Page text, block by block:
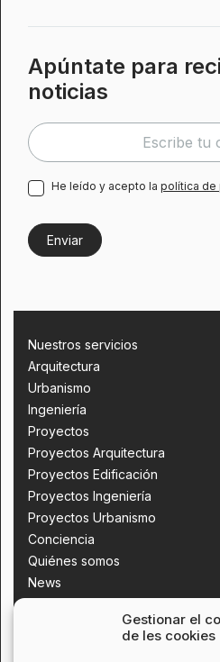
Gestionar el
de les cookies
Apúntate para
noticias
He leído y acepto la política de
Nuestros servicios
Arquitectura
Urbanismo
Ingeniería
Proyectos
Proyectos Arquitectura
Proyectos Edificación
Proyectos Ingeniería
Proyectos Urbanismo
Conciencia
Quiénes somos
News